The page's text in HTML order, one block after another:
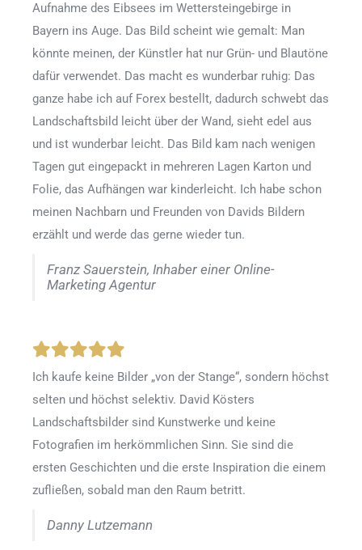
Aufnahme des Eibsees im Wettersteingebirge in
Bayern ins Auge. Das Bild scheint wie gemalt: Man
könnte meinen, der Künstler hat nur Grün- und Blautöne
dafür verwendet. Das macht es wunderbar ruhig: Das
ganze habe ich auf Forex bestellt, dadurch schwebt das
Landschaftsbild leicht über der Wand, sieht edel aus
und ist wunderbar leicht. Das Bild kam nach wenigen
Tagen gut eingepackt in mehreren Lagen Karton und
Folie, das Aufhängen war kinderleicht. Ich habe schon
meinen Nachbarn und Freunden von Davids Bildern
erzählt und werde das gerne wieder tun.
Franz Sauerstein, Inhaber einer Online-
Marketing Agentur
Ich kaufe keine Bilder „von der Stange“, sondern höchst
selten und höchst selektiv. David Kösters
Landschaftsbilder sind Kunstwerke und keine
Fotografien im herkömmlichen Sinn. Sie sind die
ersten Geschichten und die erste Inspiration die einem
zufließen, sobald man den Raum betritt.
Danny Lutzemann